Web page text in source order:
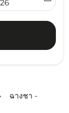
return-date-
ฉางชา -